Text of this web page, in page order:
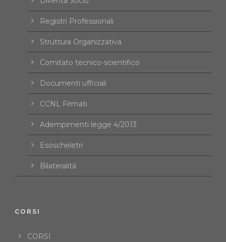
Registri Professionali
Struttura Organizzativa
Comitato tecnico-scientifico
Documenti ufficiali
CCNL Firmati
Adempimenti legge 4/2013
Esoscheletri
Bilateralità
CORSI
CORSI